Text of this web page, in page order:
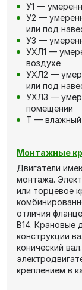
У1 —
У2 —
или под
У3 —
УХЛ1 —
воздухе
УХЛ2 —
или под
УХЛ3 —
помещении
Т — влажный
Монтажные
Двигатели
монтажа.
или торцевое
отличия
В14. Крановые
конструкции
конический
креплением в